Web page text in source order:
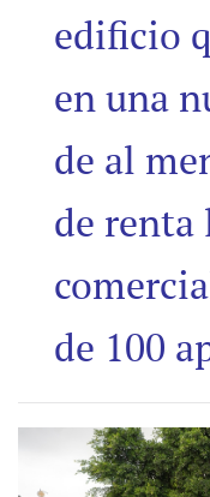
edificio
en una
de al
de renta
de 100